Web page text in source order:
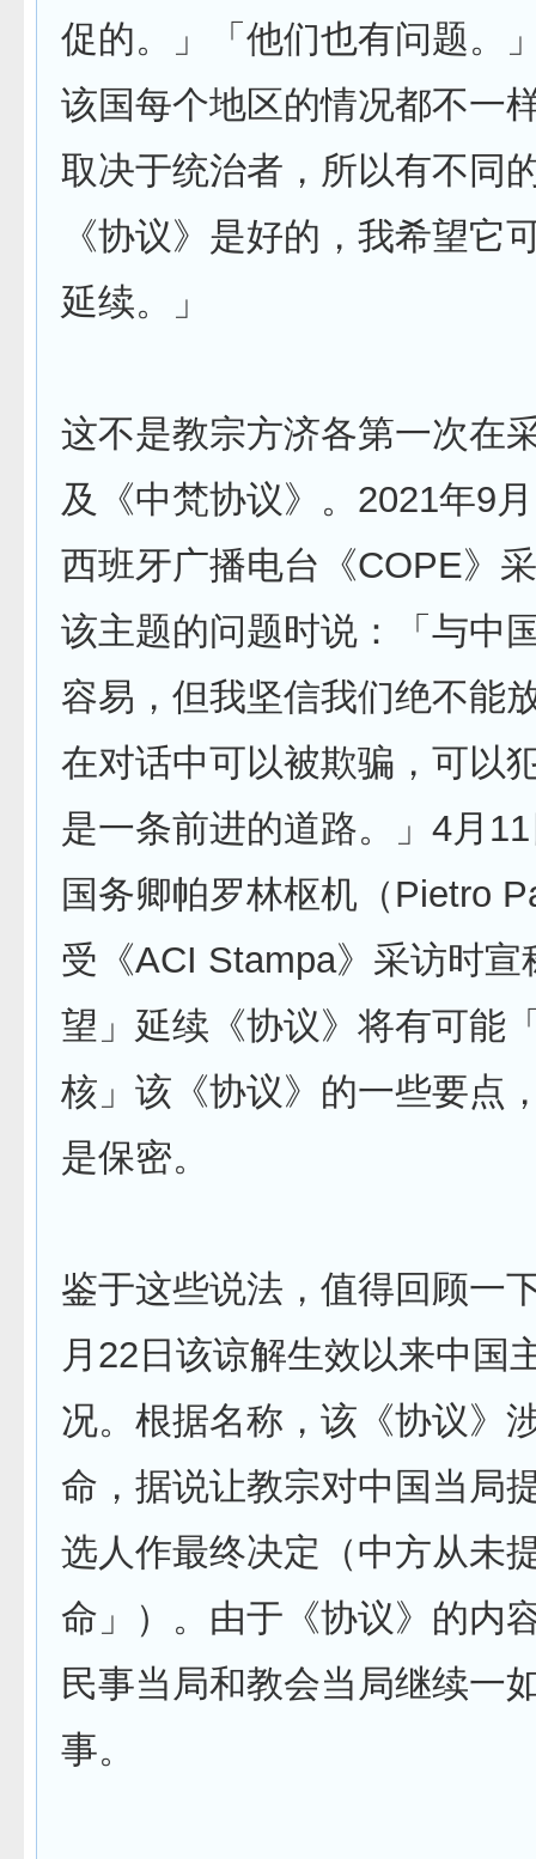
促的。」「他们也有问题。
该国每个地区的情况都不一
取决于统治者，所以有不同
《协议》是好的，我希望它
延续。」
这不是教宗方济各第一次在
及《中梵协议》。2021年9
西班牙广播电台《COPE》
该主题的问题时说：「与中
容易，但我坚信我们绝不能
在对话中可以被欺骗，可以
是一条前进的道路。」4月
国务卿帕罗林枢机（Pietro
受《ACI Stampa》采访时宣
望」延续《协议》将有可能
核」该《协议》的一些要点
是保密。
鉴于这些说法，值得回顾一
月22日该谅解生效以来中国
况。根据名称，该《协议》
命，据说让教宗对中国当局
选人作最终决定（中方从未
命」）。由于《协议》的内
民事当局和教会当局继续一
事。